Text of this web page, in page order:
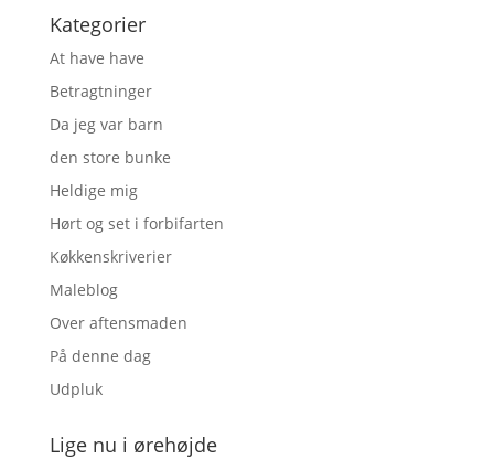
Kategorier
At have have
Betragtninger
Da jeg var barn
den store bunke
Heldige mig
Hørt og set i forbifarten
Køkkenskriverier
Maleblog
Over aftensmaden
På denne dag
Udpluk
Lige nu i ørehøjde